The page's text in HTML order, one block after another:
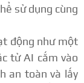
sử dụng cùng
động như một
tử AI cắm vào
an toàn và lấy